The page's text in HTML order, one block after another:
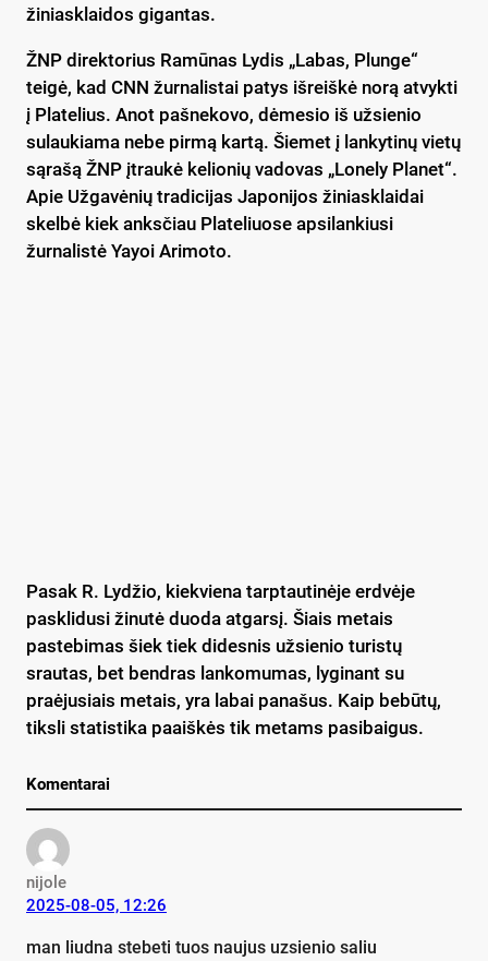
žiniasklaidos gigantas.
ŽNP direktorius Ramūnas Lydis „Labas, Plunge“
teigė, kad CNN žurnalistai patys išreiškė norą atvykti
į Platelius. Anot pašnekovo, dėmesio iš užsienio
sulaukiama nebe pirmą kartą. Šiemet į lankytinų vietų
sąrašą ŽNP įtraukė kelionių vadovas „Lonely Planet“.
Apie Užgavėnių tradicijas Japonijos žiniasklaidai
skelbė kiek anksčiau Plateliuose apsilankiusi
žurnalistė Yayoi Arimoto.
Pasak R. Lydžio, kiekviena tarptautinėje erdvėje
pasklidusi žinutė duoda atgarsį. Šiais metais
pastebimas šiek tiek didesnis užsienio turistų
srautas, bet bendras lankomumas, lyginant su
praėjusiais metais, yra labai panašus. Kaip bebūtų,
tiksli statistika paaiškės tik metams pasibaigus.
Komentarai
nijole
2025-08-05, 12:26
man liudna stebeti tuos naujus uzsienio saliu